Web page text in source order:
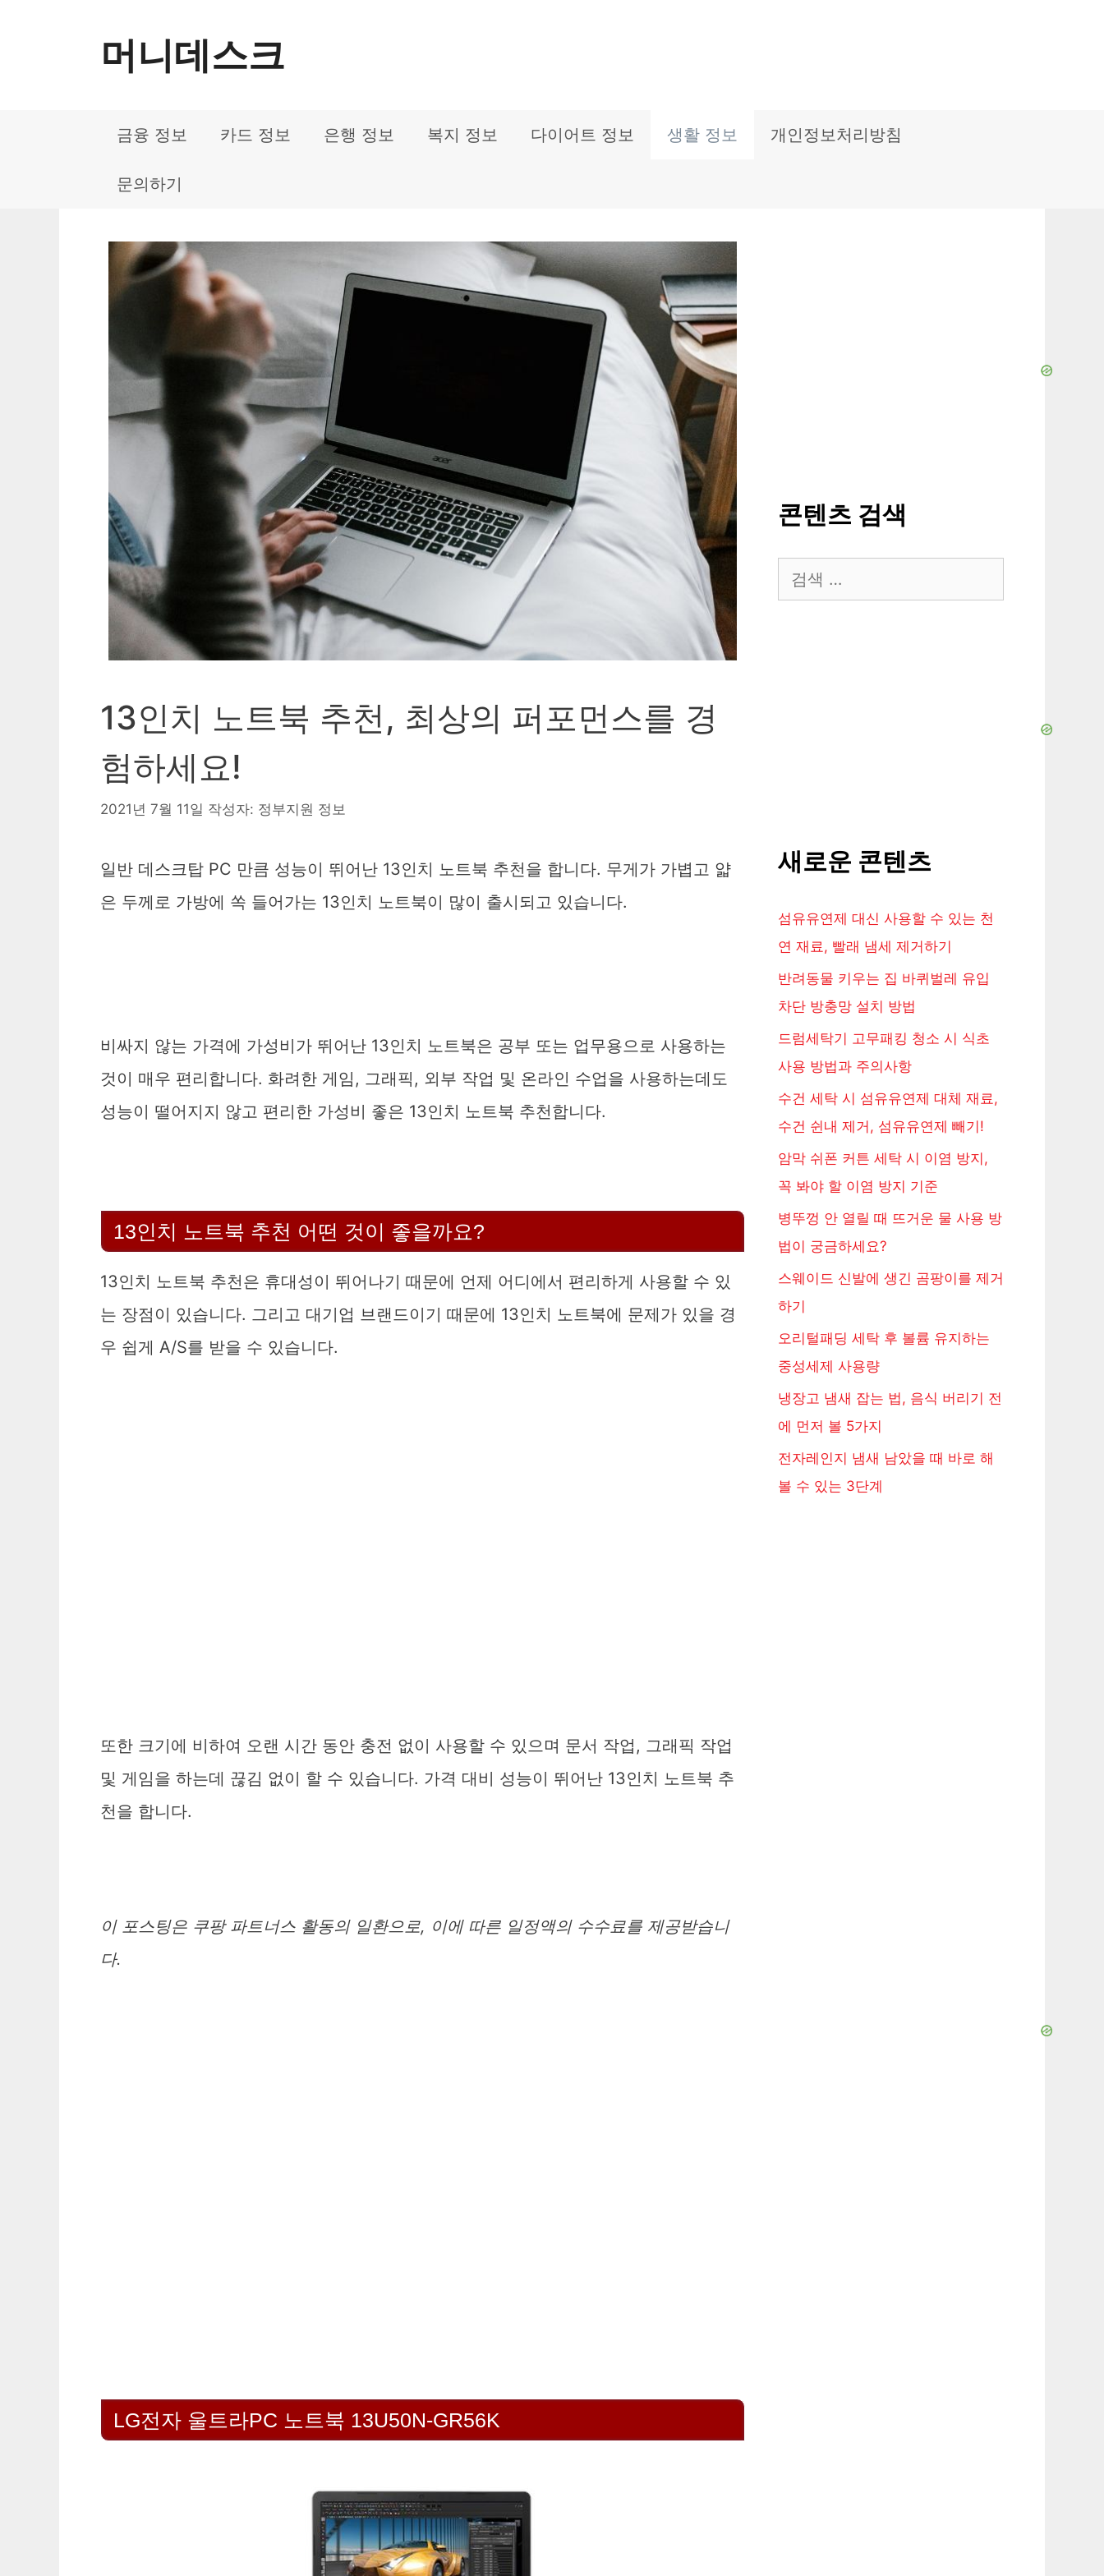
머니데스크
금융 정보 카드 정보 은행 정보 복지 정보 다이어트 정보 생활 정보 개인정보처리방침
문의하기
13인치 노트북 추천, 최상의 퍼포먼스를 경
험하세요!
2021년 7월 11일 작성자: 정부지원 정보
일반 데스크탑 PC 만큼 성능이 뛰어난 13인치 노트북 추천을 합니다. 무게가 가볍고 얇
은 두께로 가방에 쏙 들어가는 13인치 노트북이 많이 출시되고 있습니다.
비싸지 않는 가격에 가성비가 뛰어난 13인치 노트북은 공부 또는 업무용으로 사용하는
것이 매우 편리합니다. 화려한 게임, 그래픽, 외부 작업 및 온라인 수업을 사용하는데도
성능이 떨어지지 않고 편리한 가성비 좋은 13인치 노트북 추천합니다.
13인치 노트북 추천 어떤 것이 좋을까요?
13인치 노트북 추천은 휴대성이 뛰어나기 때문에 언제 어디에서 편리하게 사용할 수 있
는 장점이 있습니다. 그리고 대기업 브랜드이기 때문에 13인치 노트북에 문제가 있을 경
우 쉽게 A/S를 받을 수 있습니다.
또한 크기에 비하여 오랜 시간 동안 충전 없이 사용할 수 있으며 문서 작업, 그래픽 작업
및 게임을 하는데 끊김 없이 할 수 있습니다. 가격 대비 성능이 뛰어난 13인치 노트북 추
천을 합니다.
이 포스팅은 쿠팡 파트너스 활동의 일환으로, 이에 따른 일정액의 수수료를 제공받습니
다.
LG전자 울트라PC 노트북 13U50N-GR56K
콘텐츠 검색
색:
새로운 콘텐츠
섬유유연제 대신 사용할 수 있는 천
연 재료, 빨래 냄세 제거하기
반려동물 키우는 집 바퀴벌레 유입
차단 방충망 설치 방법
드럼세탁기 고무패킹 청소 시 식초
사용 방법과 주의사항
수건 세탁 시 섬유유연제 대체 재료,
수건 쉰내 제거, 섬유유연제 빼기!
암막 쉬폰 커튼 세탁 시 이염 방지,
꼭 봐야 할 이염 방지 기준
병뚜껑 안 열릴 때 뜨거운 물 사용 방
법이 궁금하세요?
스웨이드 신발에 생긴 곰팡이를 제거
하기
오리털패딩 세탁 후 볼륨 유지하는
중성세제 사용량
냉장고 냄새 잡는 법, 음식 버리기 전
에 먼저 볼 5가지
전자레인지 냄새 남았을 때 바로 해
볼 수 있는 3단계